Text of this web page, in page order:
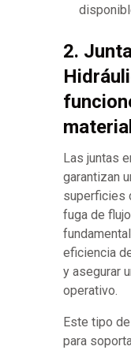
2.
Las juntas
garantizan
superficies
fuga de
eficiencia
y asegurar
operativo.
Este tipo
para